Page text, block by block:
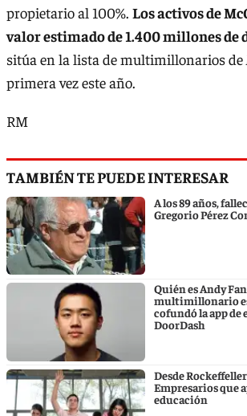
propietario al 100%. Los activos de
valor estimado de 1.400 millones de
sitúa en la lista de multimillonarios de
primera vez este año.
RM
TAMBIÉN TE PUEDE INTERESAR
A los 89 años,
Gregorio Pérez
Quién es Andy
multimillonario
cofundó la app
DoorDash
Desde
Empresarios que
educación